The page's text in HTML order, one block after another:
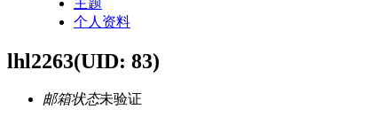
个人资料
lhl2263(UID: 83)
邮箱状态未验证